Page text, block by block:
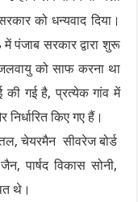
को धन्यवाद दिया।
सरकार द्वारा शुरू
को साफ करना था
की गई है, प्रत्येक गांव में
किए गए हैं।
चेयरमैन सीवरेज बोर्ड
पार्षद विकास सोनी,
थे।